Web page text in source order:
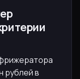
рублей в